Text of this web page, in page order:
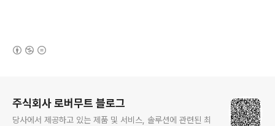
주식회사 로버무트 블로그
당사에서 제공하고 있는 제품 및 서비스, 솔루션에 관련된 최